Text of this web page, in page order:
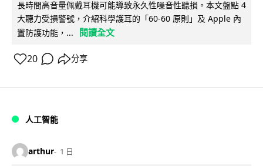
長時間高音量佩戴耳機可能導致永久性噪音性聽損。本文盤點 4
大聽力受損警號，介紹科學護耳的「60-60 原則」及 Apple 內
置防護功能，...
閱讀全文
20 分享
人工智能
arthur 1 日